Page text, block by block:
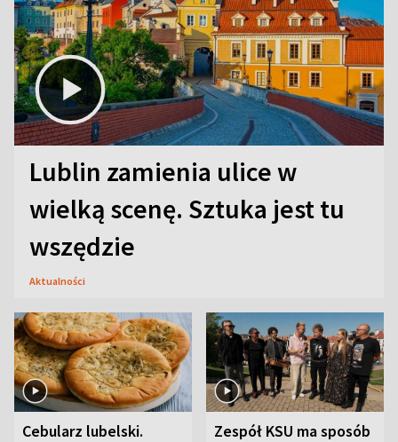
Lublin zamienia ulice w
wielką scenę. Sztuka jest tu
wszędzie
Aktualności
Cebularz lubelski.
Zespół KSU ma sposób